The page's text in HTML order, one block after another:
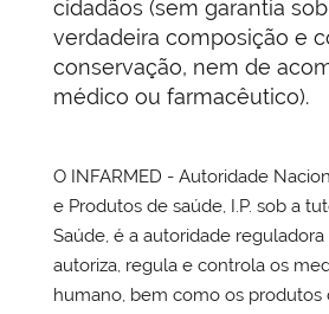
cidadãos (sem garantia
verdadeira composição e
conservação, nem de
médico ou farmacêutico).
O INFARMED - Autoridade
e Produtos de saúde, I.P. sob a
Saúde, é a autoridade
autoriza, regula e controla os
humano, bem como os produtos